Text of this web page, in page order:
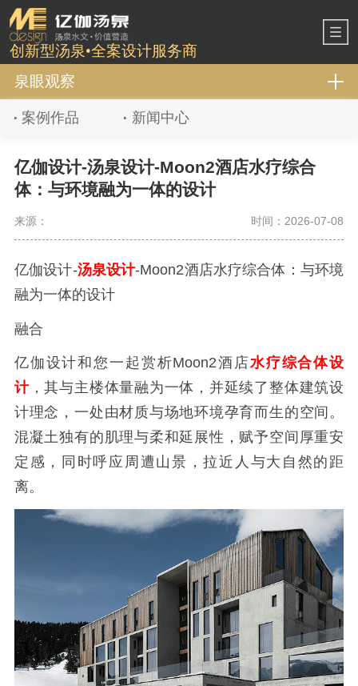
创新型汤泉•全案设计服务商
泉眼观察
案例作品 新闻中心
亿伽设计-汤泉设计-Moon2酒店水疗综合
体：与环境融为一体的设计
来源： 时间：2026-07-08
亿伽设计-汤泉设计-Moon2酒店水疗综合体：与环境
融为一体的设计
融合
亿伽设计和您一起赏析Moon2酒店水疗综合体设
计，其与主楼体量融为一体，并延续了整体建筑设
计理念，一处由材质与场地环境孕育而生的空间。
混凝土独有的肌理与柔和延展性，赋予空间厚重安
定感，同时呼应周遭山景，拉近人与大自然的距
离。